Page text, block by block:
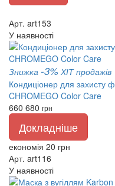
Арт. art153
У наявності
Знижка -3% ХІТ продажів
Кондиціонер для захисту
CHROMEGO Color Care
660 680 грн
Докладніше
економія 20 грн
Арт. art116
У наявності